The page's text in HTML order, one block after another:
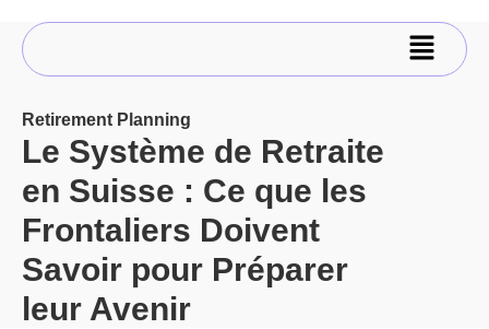
Retirement Planning
Le Système de Retraite
en Suisse : Ce que les
Frontaliers Doivent
Savoir pour Préparer
leur Avenir